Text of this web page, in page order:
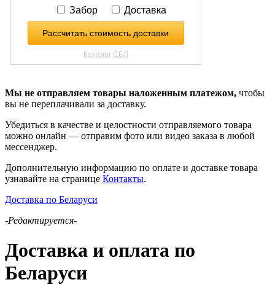
Мы не отправляем товары наложенным платежом, чтобы
вы не переплачивали за доставку.
Убедиться в качестве и целостности отправляемого товара
можно онлайн — отправим фото или видео заказа в любой
мессенджер.
Дополнительную информацию по оплате и доставке товара
узнавайте на странице Контакты.
Доставка по Беларуси
-Редактируется-
Доставка и оплата по
Беларуси